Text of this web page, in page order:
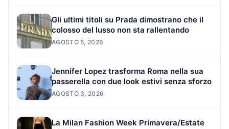
Gli ultimi titoli su Prada dimostrano che il
colosso del lusso non sta rallentando
AGOSTO 5, 2026
Jennifer Lopez trasforma Roma nella sua
passerella con due look estivi senza sforzo
AGOSTO 3, 2026
La Milan Fashion Week Primavera/Estate